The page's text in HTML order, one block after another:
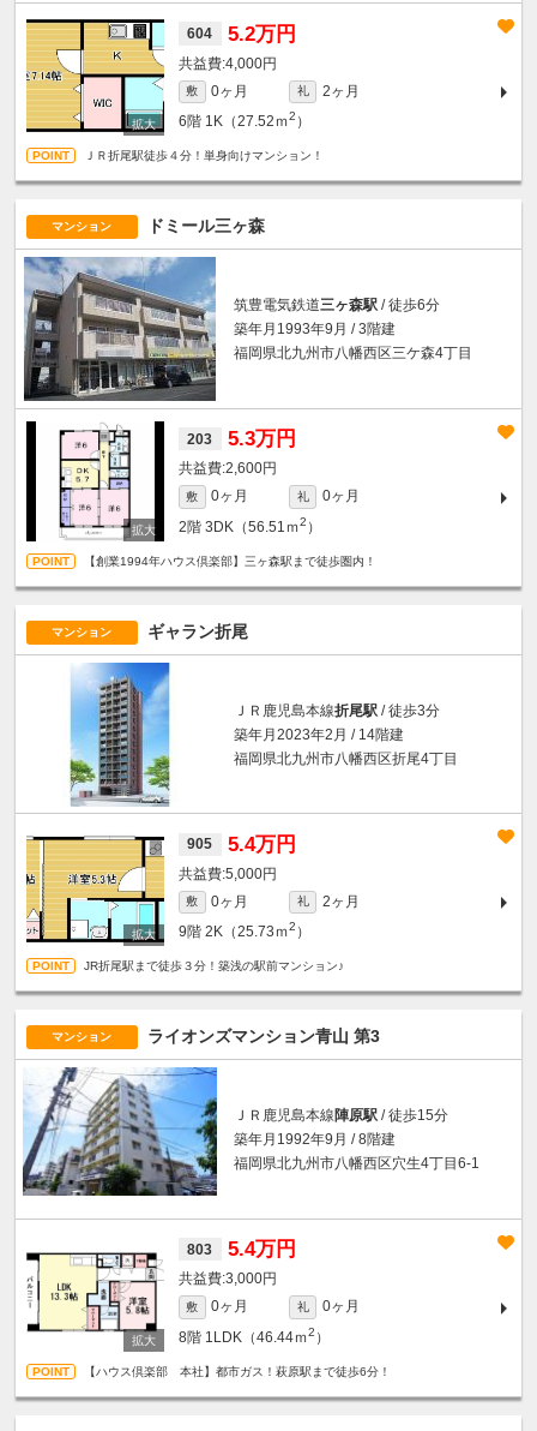
604 5.2万円
4,000円
敷 0ヶ月 礼
2ヶ月
6階 1K（27.52ｍ2 ）
ＪＲ折尾駅徒歩４分！単身向けマンション！
マンション ドミール三ヶ森
筑豊電気鉄道三ヶ森駅 / 徒歩6分
築年月1993年9月 / 3階建
福岡県北九州市八幡西区三ケ森4丁目
203 5.3万円
2,600円
敷 0ヶ月 礼
0ヶ月
2階 3DK（56.51ｍ2 ）
【創業1994年ハウス倶楽部】三ヶ森駅まで徒歩圏内！
マンション ギャラン折尾
ＪＲ鹿児島本線折尾駅 / 徒歩3分
築年月2023年2月 / 14階建
福岡県北九州市八幡西区折尾4丁目
905 5.4万円
5,000円
敷 0ヶ月 礼
2ヶ月
9階 2K（25.73ｍ2 ）
JR折尾駅まで徒歩３分！築浅の駅前マンション♪
マンション ライオンズマンション青山 第3
ＪＲ鹿児島本線 陣原駅 / 徒歩15分
築年月1992年9月 / 8階建
福岡県北九州市八幡西区穴生4丁目6-1
803 5.4万円
3,000円
敷 0ヶ月 礼
0ヶ月
8階 1LDK（46.44ｍ2 ）
【ハウス倶楽部 本社】都市ガス！萩原駅まで徒歩6分！